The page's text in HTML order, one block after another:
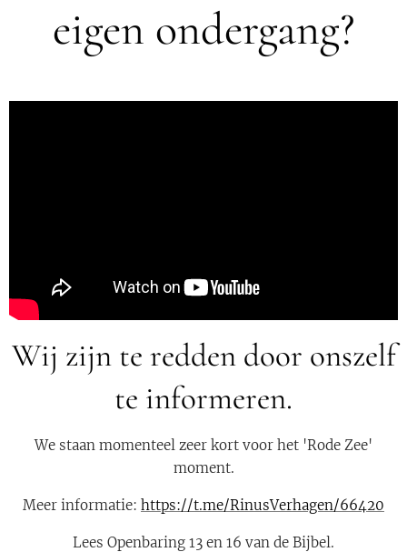
eigen ondergang?
Wij zijn te redden door onszelf
te informeren.
We staan momenteel zeer kort voor het 'Rode Zee'
moment.
Meer informatie: https://t.me/RinusVerhagen/66420
Lees Openbaring 13 en 16 van de Bijbel.